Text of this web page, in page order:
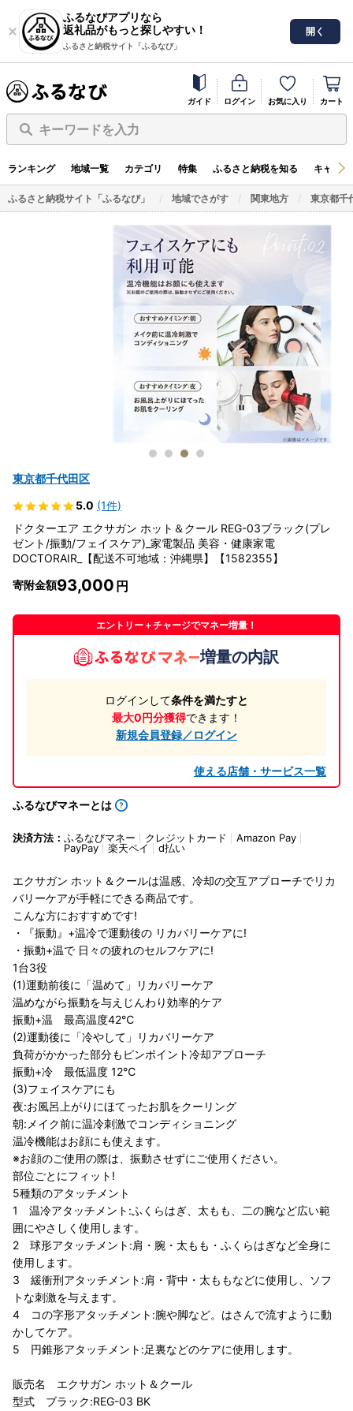
ふるなびアプリなら
返礼品がもっと探しやすい！
ふるさと納税サイト「ふるなび」
開く
ガイド ログイン お気に入り カート
キーワードを入力
ランキング 地域一覧 カテゴリ 特集 ふるさと納税を知る キャン
ふるさと納税サイト「ふるなび」 地域でさがす 関東地方 東京都千
東京都千代田区
5.0 (1件)
ドクターエア エクサガン ホット＆クール REG-03ブラック(プレ
ゼント/振動/フェイスケア)_家電製品 美容・健康家電
DOCTORAIR_【配送不可地域：沖縄県】【1582355】
寄附金額93,000
エントリー＋チャージでマネー増量！
増量の内訳
ログインして条件を満たすと
最大0円分獲得できます！
新規会員登録／ログイン
使える店舗・サービス一覧
ふるなびマネーとは
決済方法： ふるなびマネー クレジットカード
Amazon Pay
PayPay
楽天ペイ d払い
エクサガン ホット＆クールは温感、冷却の交互アプローチでリカ
バリーケアが手軽にできる商品です。
こんな方におすすめです!
・『振動』+温冷で運動後の リカバリーケアに!
・振動+温で 日々の疲れのセルフケアに!
1台3役
(1)運動前後に「温めて」リカバリーケア
温めながら振動を与えじんわり効率的ケア
振動+温 最高温度42℃
(2)運動後に「冷やして」リカバリーケア
負荷がかかった部分もピンポイント冷却アプローチ
振動+冷 最低温度 12℃
(3)フェイスケアにも
夜:お風呂上がりにほてったお肌をクーリング
朝:メイク前に温冷刺激でコンディショニング
温冷機能はお顔にも使えます。
※お顔のご使用の際は、振動させずにご使用ください。
部位ごとにフィット!
5種類のアタッチメント
1 温冷アタッチメント:ふくらはぎ、太もも、二の腕など広い範
囲にやさしく使用します。
2 球形アタッチメント:肩・腕・太もも・ふくらはぎなど全身に
使用します。
3 緩衝刑アタッチメント:肩・背中・太ももなどに使用し、ソフ
トな刺激を与えます。
4 コの字形アタッチメント:腕や脚など。はさんで流すように動
かしてケア。
5 円錐形アタッチメント:足裏などのケアに使用します。
販売名 エクサガン ホット＆クール
型式 ブラック:REG-03 BK